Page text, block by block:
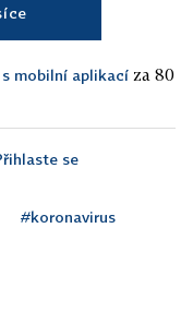
mobilní aplikací za 80
se
#koronavirus